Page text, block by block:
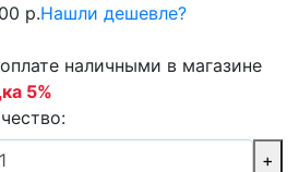
р.Нашли дешевле?
наличными в магазине
5%
+